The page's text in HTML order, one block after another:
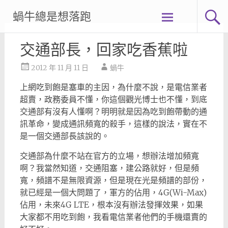
content
蝸牛總是想落跑
交通部長，回家吃香蕉啦
2012 年 11 月 11 日 蝸牛
上網吃到飽是塞車的主因，為什麼不說，是電信業者
超賣，政務委員不懂，你這個觀光博士也不懂，到底
交通部有沒有人懂啊？明明就是因為吃到飽帶動的通
訊革命，變成通訊頻寬的殺手，這樣的說法，實在不
是一個交通部長該說的。
交通部為什麼不站在官方的立場，想辦法增加頻寬
啊？我當然知道，交通阻塞，建公路就好，但是頻
寬，頻譜不是無限資源，但是現在光是頻譜的部份，
就已經是一個大問題了，軍方的佔用，4G(Wi-Max)
佔用，未來4G LTE，根本沒有辦法發揮效果，如果
大家都不用吃到飽，我看電信業者他們的手機還賣的